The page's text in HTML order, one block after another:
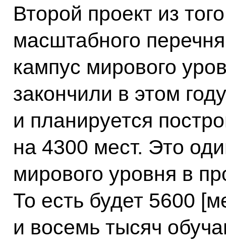
Второй проект из
масштабного
кампус мирового
закончили в этом
и планируется
на 4300 мест. Это
мирового уровня в
То есть будет 5600
и восемь тысяч